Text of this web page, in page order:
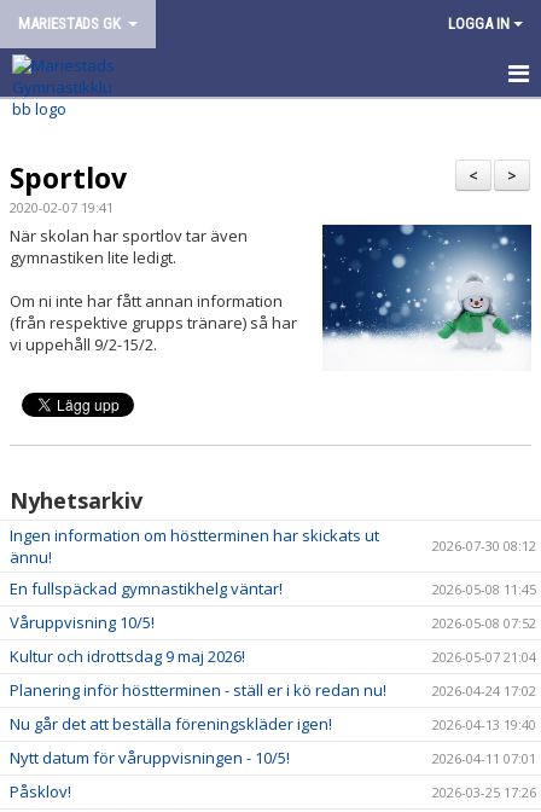
MARIESTADS GK LOGGA IN
HEM
OM FÖRENINGEN
VÅR VERKSAMHET
KONTAKT/KANSLI
>
<
Sportlov
2020-02-07 19:41
När skolan har sportlov tar även
gymnastiken lite ledigt.
Om ni inte har fått annan information
(från respektive grupps tränare) så har
vi uppehåll 9/2-15/2.
Nyhetsarkiv
Ingen information om höstterminen har skickats ut
ännu!
2026-07-30 08:12
En fullspäckad gymnastikhelg väntar! 2026-05-08 11:45
Våruppvisning 10/5! 2026-05-08 07:52
Kultur och idrottsdag 9 maj 2026! 2026-05-07 21:04
Planering inför höstterminen - ställ er i kö redan nu! 2026-04-24 17:02
Nu går det att beställa föreningskläder igen! 2026-04-13 19:40
Nytt datum för våruppvisningen - 10/5! 2026-04-11 07:01
Påsklov! 2026-03-25 17:26